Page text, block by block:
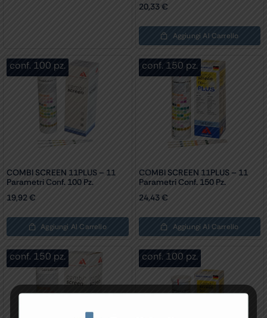
20,33 €
Aggiungi Al Carrello
conf. 100 pz.
COMBI SCREEN 11PLUS – 11
Parametri Conf. 100 Pz.
19,92€
Aggiungi Al Carrello
conf. 150 pz.
COMBI SCREEN 11PLUS – 11
Parametri Conf. 150 Pz.
24,43 €
Aggiungi Al Carrello
conf. 150 pz. conf. 100 pz.